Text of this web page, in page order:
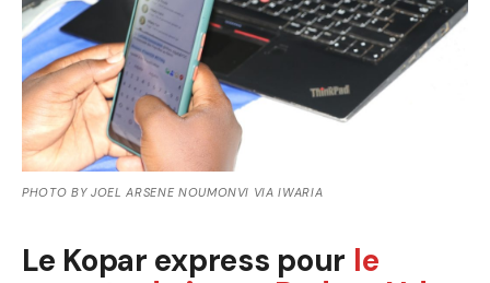
PHOTO BY JOEL ARSENE NOUMONVI VIA IWARIA
Le Kopar express pour le